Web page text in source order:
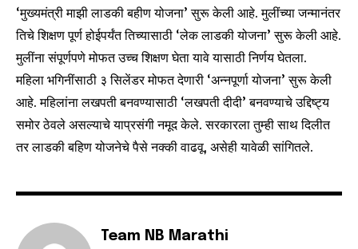
6,300
Fans
32,111
Followers
75
Followers
‘मुख्यमंत्री माझी लाडकी बहीण योजना’ सुरू केली आहे. मुलींच्या जन्मानंतर
तिचे शिक्षण पूर्ण होईपर्यंत तिच्यासाठी ‘लेक लाडकी योजना’ सुरू केली आहे.
मुलींना संपूर्णपणे मोफत उच्च शिक्षण घेता यावे यासाठी निर्णय घेतला.
महिला भगिनींसाठी ३ सिलेंडर मोफत देणारी ‘अन्नपूर्णा योजना’ सुरू केली
आहे. महिलांना लखपती बनवण्यासाठी ‘लखपती दीदी’ बनवण्याचे उद्दिष्ट्य
समोर ठेवले असल्याचे याप्रसंगी नमूद केले. सरकारला तुम्ही साथ दिलीत
तर लाडकी बहिण योजनेचे पैसे नक्की वाढवू, असेही यावेळी सांगितले.
Team NB Marathi